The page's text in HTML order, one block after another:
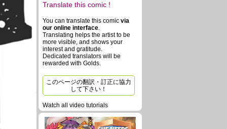
Translate this comic !
You can translate this comic via
our online interface.
Translating helps the artist to be
more visible, and shows your
interest and gratitude.
Dedicated translators will be
rewarded with Golds.
このページの翻訳・訂正に協力
して下さい！
Watch all video tutorials